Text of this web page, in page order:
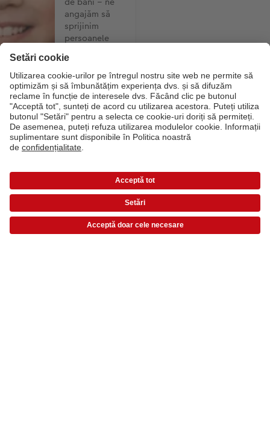
angajăm să
sprijinim
persoanele
dificultate,
instituțiile și
inițiativele
culturale și de
mediu prin
intermediul
unei varietăți
de proiecte.
Modalități de plată
Prețurile sunt prețuri de consum recomandate și includ TVA. Prețurile nu includ taxa